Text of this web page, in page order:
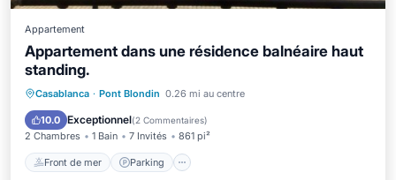
Appartement
Appartement dans une résidence balnéaire haut
standing.
Casablanca · Pont Blondin 0.26 mi au centre
10.0 Exceptionnel(2 Commentaires)
2 Chambres 1 Bain 7 Invités 861 pi²
Front de mer Parking
Front de mer Parking
Piscine
Vue sur l’océan